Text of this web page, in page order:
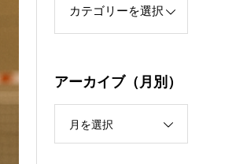
アーカイブ（月別）
月を選択